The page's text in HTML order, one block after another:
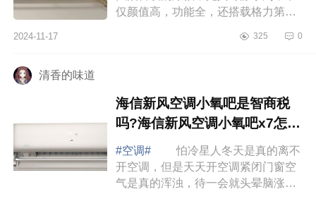
仅颜值高，功能全，还搭载格力第二
小所以你选哪个款，下面小编为大家
2024-11-17 325 0
清香的味道
海信新风空调小氧吧是智商税
吗?海信新风空调小氧吧x7怎么
样
#空调#
怕冷星人冬天是真的离不
开空调，但是天天开空调紧闭门窗空
气是真的浑浊，待一会就头晕脑涨